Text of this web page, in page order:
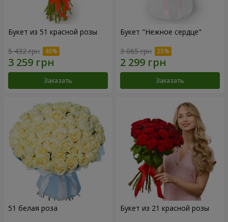
Букет из 51 красной розы
5 432 грн
Заказать
Букет "Нежное сердце"
3 065 грн
Заказать
51 белая роза Букет из 21 красной розы